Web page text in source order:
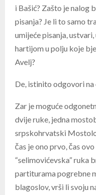
i Bašić? Zašto je nalog
pisanja? Je li to samo
umijeće pisanja,
hartijom u polju koje
Avelj?
De, istinito odgovori na
Zar je moguće
dvije ruke, jedna
srpskohrvatski
čas je ono prvo, čas
“selimovićevska” ruka
partiturama pogrebne
blagoslov, vrši li svoju